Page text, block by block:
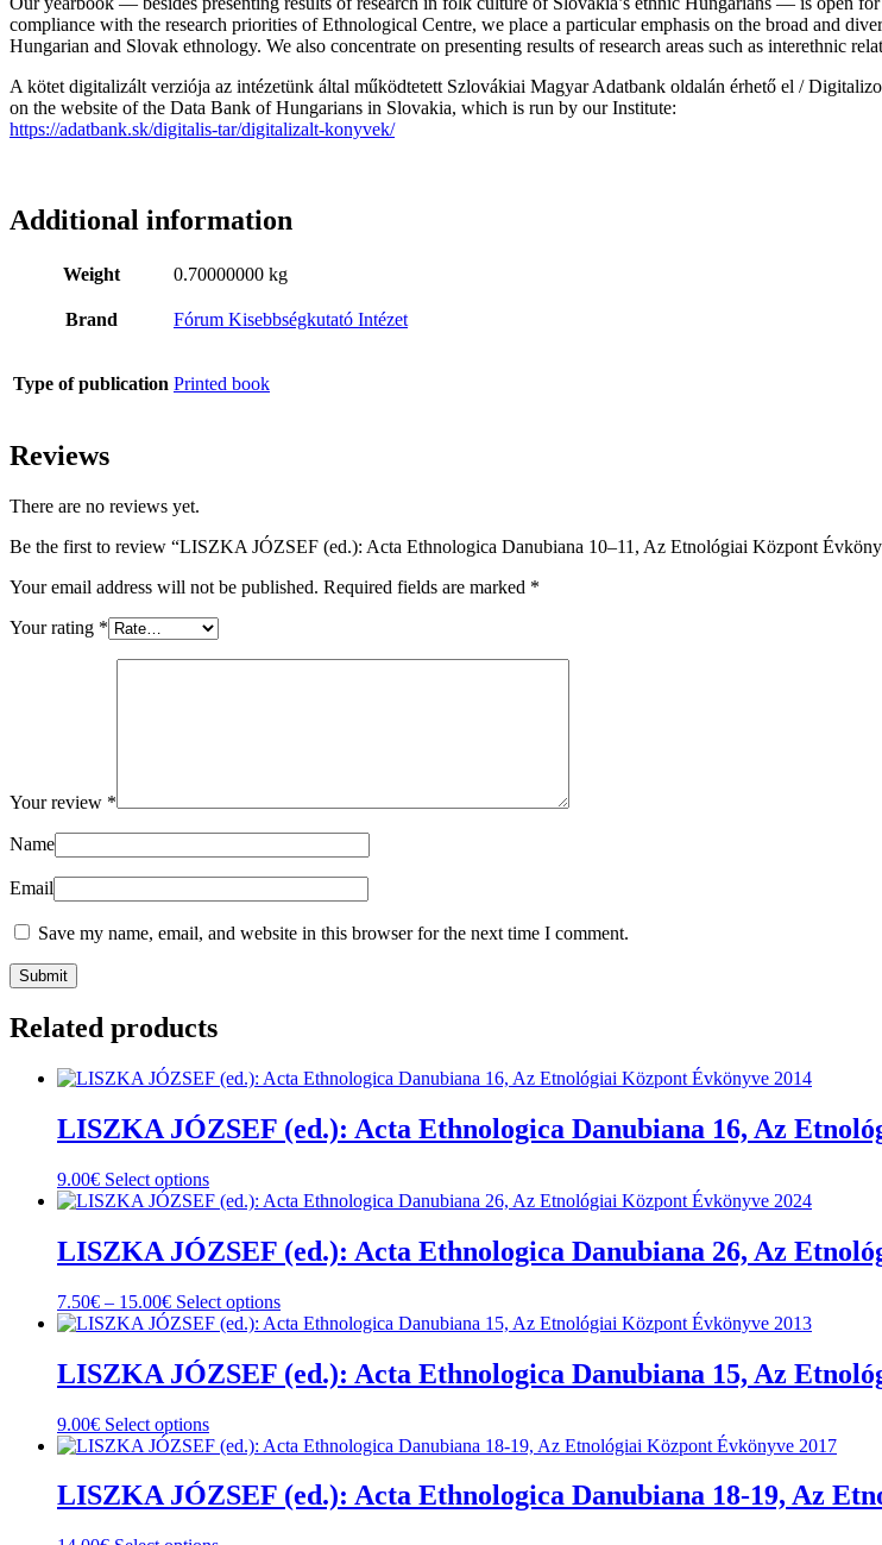
compliance with the research priorities of Ethnological Centre, we place a particular emphasis on the broad and
Hungarian and Slovak ethnology. We also concentrate on presenting results of research areas such as interethnic
A kötet digitalizált verziója az intézetünk által működtetett Szlovákiai Magyar Adatbank oldalán érhető el /
on the website of the Data Bank of Hungarians in Slovakia, which is run by our Institute:
https://adatbank.sk/digitalis-tar/digitalizalt-konyvek/
Additional information
Weight 0.70000000 kg
Brand Fórum Kisebbségkutató Intézet
Type of publication Printed book
Reviews
There are no reviews yet.
Be the first to review “LISZKA JÓZSEF (ed.): Acta Ethnologica Danubiana 10–11, Az Etnológiai Központ
Your email address will not be published. Required fields are marked *
Your rating *
Your review *
Name
Email
Save my name, email, and website in this browser for the next time I comment.
Related products
LISZKA JÓZSEF (ed.): Acta Ethnologica Danubiana 16, Az
9.00€ Select optionsThis
product
multiple
variants.
options
may
chosen
on
product
page
LISZKA JÓZSEF (ed.): Acta Ethnologica Danubiana 26, Az
7.50€ – 15.00€Price
range:
through
15.00€
Select optionsThis
product
multiple
variants.
may
chosen
on
LISZKA JÓZSEF (ed.): Acta Ethnologica Danubiana 15, Az
9.00€ Select optionsThis
product
multiple
variants.
LISZKA JÓZSEF (ed.): Acta Ethnologica Danubiana 18-19, Az